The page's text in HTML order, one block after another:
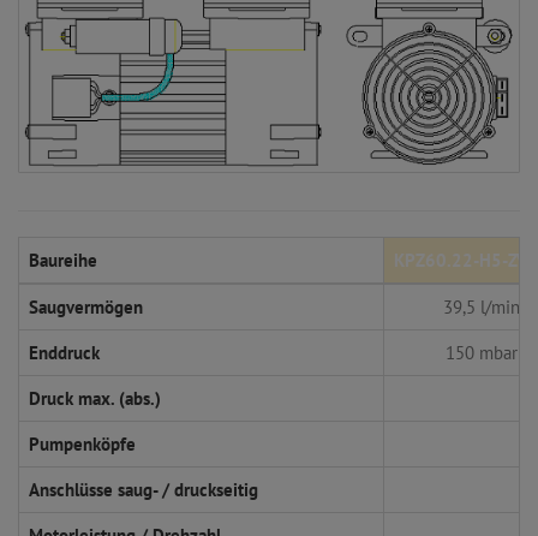
Baureihe KPZ60.22-H5-ZV-
Saugvermögen
39,5 l/min
Enddruck
150 mbar
Druck max. (abs.)
Pumpenköpfe
Anschlüsse saug- / druckseitig